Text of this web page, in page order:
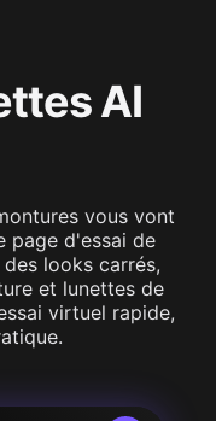
AI
vous vont
page d'essai de
looks carrés,
et lunettes de
virtuel rapide,